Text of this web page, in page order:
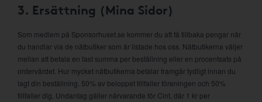
3. Ersättning (Mina Sidor)
Som medlem på Sponsorhuset.se kommer du att få tillbaka pengar när
du handlar via de nätbutiker som är listade hos oss. Nätbutikerna väljer
mellan att betala en fast summa per beställning eller en procentsats på
ordervärdet. Hur mycket nätbutikerna betalar framgår tydligt innan du
lagt din beställning. 50% av beloppet tillfaller föreningen och 50%
tillfaller dig. Undantag gäller närvarande för Cint, där 1 kr per